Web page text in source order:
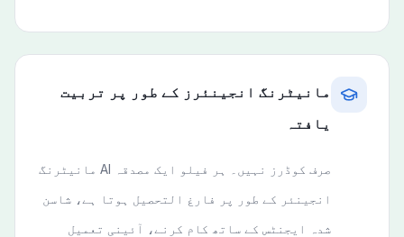
مانیٹرنگ انجینئرز کے طور پر تربیت
یافتہ
صرف کوڈرز نہیں۔ ہر فیلو ایک مصدقہ AI مانیٹرنگ
انجینئر کے طور پر فارغ التحصیل ہوتا ہے، شاسن
شدہ ایجنٹس کے ساتھ کام کرنے، آئینی تعمیل